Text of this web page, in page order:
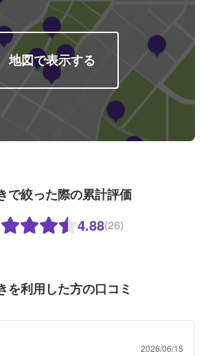
地図で表示する
で絞った際の累計評価
4.88(26)
を利用した方の口コミ
2026/06/15